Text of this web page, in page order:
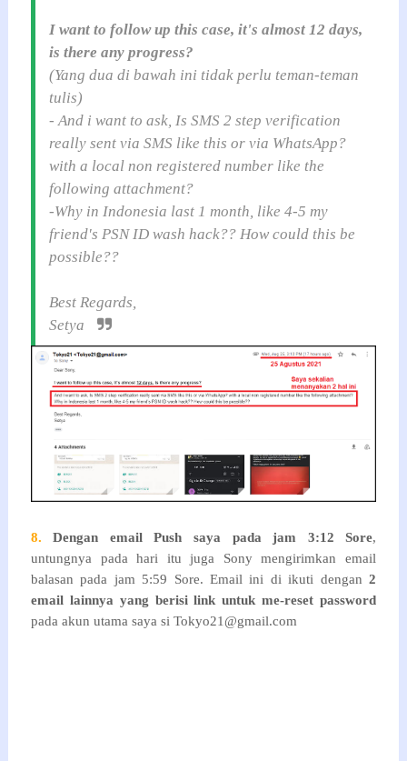
I want to follow up this case, it's almost 12 days,
is there any progress?
(Yang dua di bawah ini tidak perlu teman-teman
tulis)
- And i want to ask, Is SMS 2 step verification
really sent via SMS like this or via WhatsApp?
with a local non registered number like the
following attachment?
-Why in Indonesia last 1 month, like 4-5 my
friend's PSN ID wash hack?? How could this be
possible??
Best Regards,
Setya
8.Dengan email Push saya pada jam 3:12 Sore,
untungnya pada hari itu juga Sony mengirimkan email
balasan pada jam 5:59 Sore. Email ini di ikuti dengan2
email lainnya yang berisi link untuk me-reset password
pada akun utama saya si Tokyo21@gmail.com